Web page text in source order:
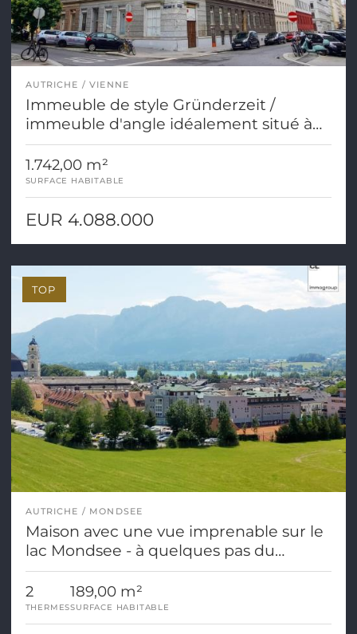
AUTRICHE VIENNE
Immeuble de style Gründerzeit /
immeuble d'angle idéalement situé à
Vienne (1050).
1.742,00 m²
SURFACE HABITABLE
EUR 4.088.000
AUTRICHE MONDSEE
Maison avec une vue imprenable sur le
lac Mondsee - à quelques pas du
centre-ville !
2
THERMES
189,00 m²
SURFACE HABITABLE
TOP